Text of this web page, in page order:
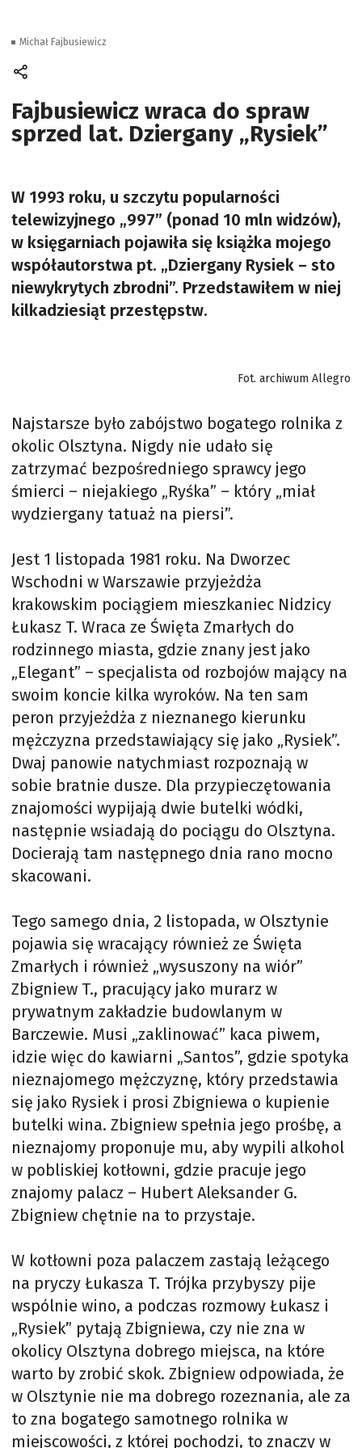
Fajbusiewicz wraca do spraw
sprzed lat. Dziergany „Rysiek”
W 1993 roku, u szczytu popularności
telewizyjnego „997” (ponad 10 mln widzów),
w księgarniach pojawiła się książka mojego
współautorstwa pt. „Dziergany Rysiek – sto
niewykrytych zbrodni”. Przedstawiłem w niej
kilkadziesiąt przestępstw.
Fot. archiwum Allegro
Najstarsze było zabójstwo bogatego rolnika z
okolic Olsztyna. Nigdy nie udało się
zatrzymać bezpośredniego sprawcy jego
śmierci – niejakiego „Ryśka” – który „miał
wydziergany tatuaż na piersi”.
Jest 1 listopada 1981 roku. Na Dworzec
Wschodni w Warszawie przyjeżdża
krakowskim pociągiem mieszkaniec Nidzicy
Łukasz T. Wraca ze Święta Zmarłych do
rodzinnego miasta, gdzie znany jest jako
„Elegant” – specjalista od rozbojów mający na
swoim koncie kilka wyroków. Na ten sam
peron przyjeżdża z nieznanego kierunku
mężczyzna przedstawiający się jako „Rysiek”.
Dwaj panowie natychmiast rozpoznają w
sobie bratnie dusze. Dla przypieczętowania
znajomości wypijają dwie butelki wódki,
następnie wsiadają do pociągu do Olsztyna.
Docierają tam następnego dnia rano mocno
skacowani.
Tego samego dnia, 2 listopada, w Olsztynie
pojawia się wracający również ze Święta
Zmarłych i również „wysuszony na wiór”
Zbigniew T., pracujący jako murarz w
prywatnym zakładzie budowlanym w
Barczewie. Musi „zaklinować” kaca piwem,
idzie więc do kawiarni „Santos”, gdzie spotyka
nieznajomego mężczyznę, który przedstawia
się jako Rysiek i prosi Zbigniewa o kupienie
butelki wina. Zbigniew spełnia jego prośbę, a
nieznajomy proponuje mu, aby wypili alkohol
w pobliskiej kotłowni, gdzie pracuje jego
znajomy palacz – Hubert Aleksander G.
Zbigniew chętnie na to przystaje.
W kotłowni poza palaczem zastają leżącego
na pryczy Łukasza T. Trójka przybyszy pije
wspólnie wino, a podczas rozmowy Łukasz i
„Rysiek” pytają Zbigniewa, czy nie zna w
okolicy Olsztyna dobrego miejsca, na które
warto by zrobić skok. Zbigniew odpowiada, że
w Olsztynie nie ma dobrego rozeznania, ale za
to zna bogatego samotnego rolnika w
miejscowości, z której pochodzi, to znaczy w
Michał Fajbusiewicz